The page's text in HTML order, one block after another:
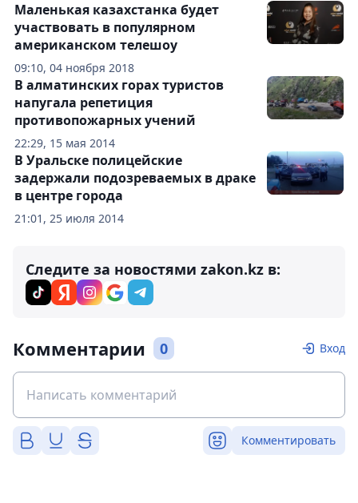
09:10, 04 ноября 2018
Маленькая казахстанка будет
участвовать в популярном
американском телешоу
22:29, 15 мая 2014
В алматинских горах туристов
напугала репетиция
противопожарных учений
21:01, 25 июля 2014
В Уральске полицейские
задержали подозреваемых в драке
в центре города
Следите за новостями zakon.kz в:
Комментарии 0 Вход
Комментировать